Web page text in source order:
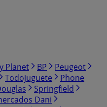
Planet BP
Peugeot
Todojuguete
Phone
Springfield
Dani